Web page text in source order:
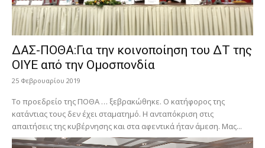
ΔΑΣ-ΠΟΘΑ:Για την κοινοποίηση του ΔΤ της
ΟΙΥΕ από την Ομοσπονδία
25 Φεβρουαρίου 2019
Το προεδρείο της ΠΟΘΑ … ξεβρακώθηκε. Ο κατήφορος της
κατάντιας τους δεν έχει σταματημό. Η ανταπόκριση στις
απαιτήσεις της κυβέρνησης και στα αφεντικά ήταν άμεση. Μας...